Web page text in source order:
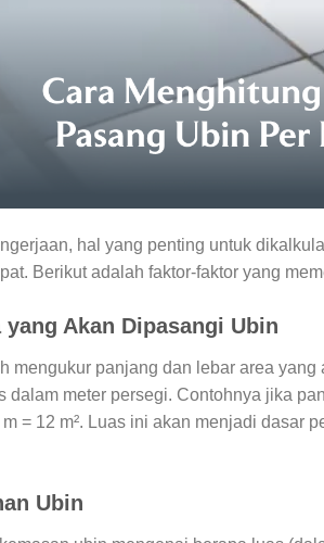
hal yang penting untuk
Berikut adalah faktor-faktor yang
yang Akan Dipasangi Ubin
mengukur panjang dan lebar area
dalam meter persegi. Contohnya jika
= 12 m². Luas ini akan menjadi dasar
Ubin